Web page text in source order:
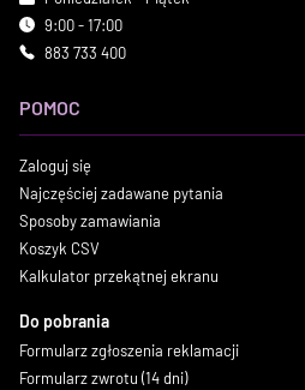
9:00 - 17:00
883 733 400
POMOC
Zaloguj się
Najczęściej zadawane pytania
Sposoby zamawiania
Koszyk CSV
Kalkulator przekątnej ekranu
Do pobrania
Formularz zgłoszenia reklamacji
Formularz zwrotu (14 dni)